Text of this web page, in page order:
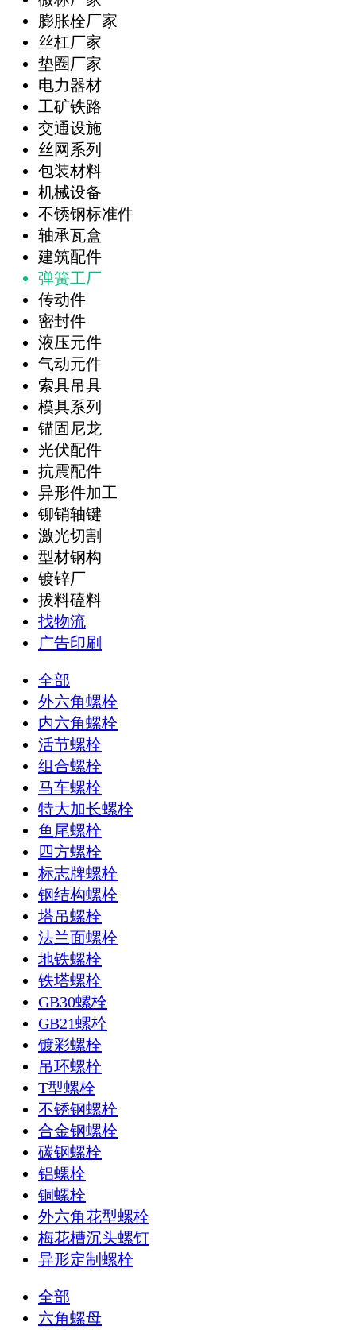
膨胀栓厂家
丝杠厂家
垫圈厂家
电力器材
工矿铁路
交通设施
丝网系列
包装材料
机械设备
不锈钢标准件
轴承瓦盒
建筑配件
弹簧工厂
传动件
密封件
液压元件
气动元件
索具吊具
模具系列
锚固尼龙
光伏配件
抗震配件
异形件加工
铆销轴键
激光切割
型材钢构
镀锌厂
拔料磕料
找物流
广告印刷
全部
外六角螺栓
内六角螺栓
活节螺栓
组合螺栓
马车螺栓
特大加长螺栓
鱼尾螺栓
四方螺栓
标志牌螺栓
钢结构螺栓
塔吊螺栓
法兰面螺栓
地铁螺栓
铁塔螺栓
GB30螺栓
GB21螺栓
镀彩螺栓
吊环螺栓
T型螺栓
不锈钢螺栓
合金钢螺栓
碳钢螺栓
铝螺栓
铜螺栓
外六角花型螺栓
梅花槽沉头螺钉
异形定制螺栓
全部
六角螺母